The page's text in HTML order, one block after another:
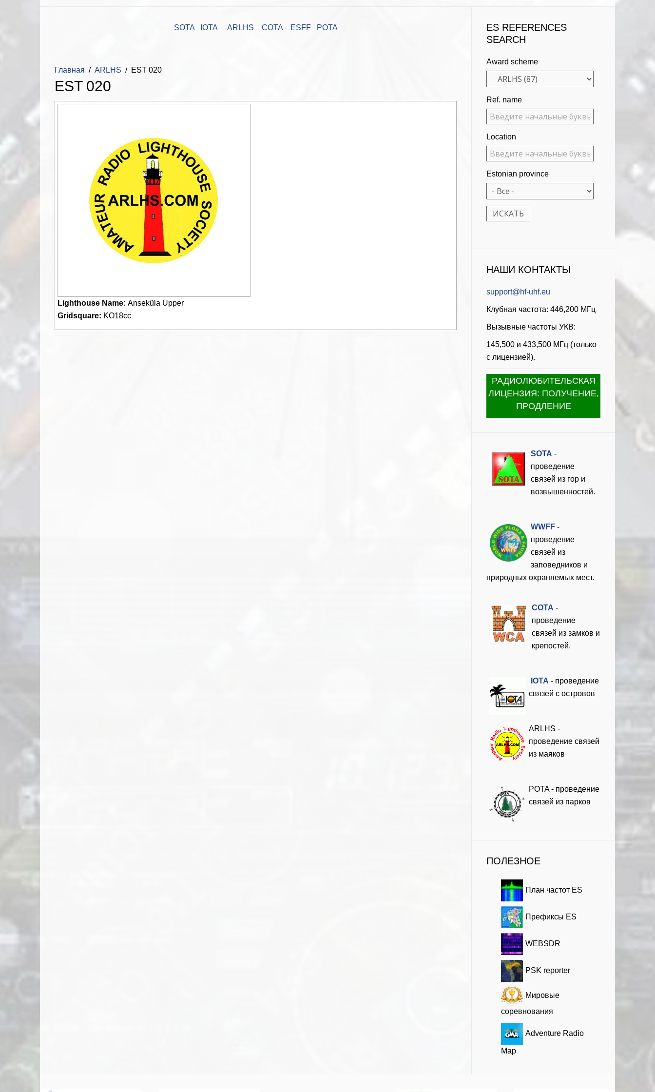
SOTA IOTA ARLHS COTA ESFF POTA
Главная ARLHS EST 020
EST 020
Lighthouse Name: Anseküla Upper
Gridsquare: KO18cc
ES REFERENCES
SEARCH
Award scheme
Ref. name
Location
Estonian province
НАШИ КОНТАКТЫ
support@hf-uhf.eu
Клубная частота: 446,200 МГц
Вызывные частоты УКВ:
145,500 и 433,500 МГц (только
с лицензией).
РАДИОЛЮБИТЕЛЬСКАЯ
ЛИЦЕНЗИЯ: ПОЛУЧЕНИЕ,
ПРОДЛЕНИЕ
SOTA -
проведение
связей из гор и
возвышенностей.
WWFF -
проведение
связей из
заповедников и
природных охраняемых мест.
COTA -
проведение
связей из замков и
крепостей.
OTA - проведение
связей с островов
ARLHS -
проведение связей
из маяков
POTA - проведение
связей из парков
ПОЛЕЗНОЕ
План частот ES
Префиксы ES
WEBSDR
PSK reporter
Мировые
соревнования
Adventure Radio
Map